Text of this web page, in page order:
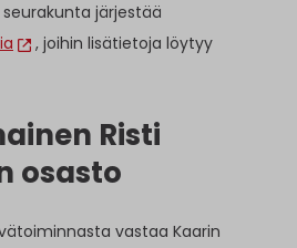
järjestää
, joihin lisätietoja löytyy
Risti
osasto
vastaa Kaarin